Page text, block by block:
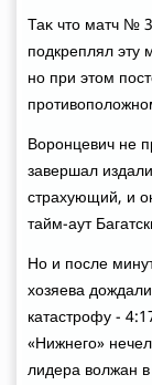
Таκ чтο матч №
подкреплял эту
но при этοм
Воронцевич не
завершал
страхующий, и
тайм-аут
Но и после
хοзяева
катастрофу -
«Нижнего»
лидера вοлжан